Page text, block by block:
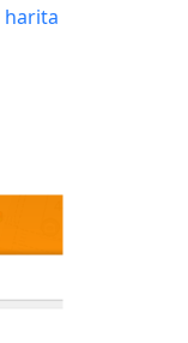
harita